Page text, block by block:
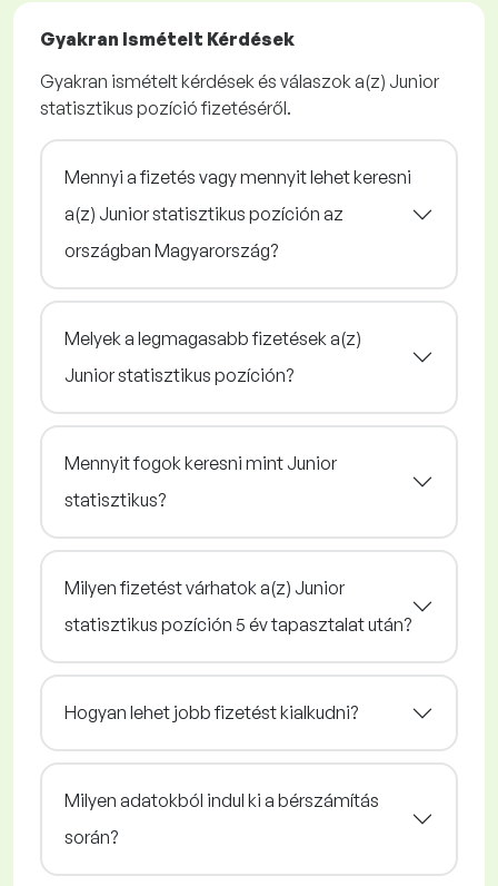
Gyakran Ismételt Kérdések
Gyakran ismételt kérdések és válaszok a(z) Junior
statisztikus pozíció fizetéséről.
Mennyi a fizetés vagy mennyit lehet keresni
a(z) Junior statisztikus pozíción az
országban Magyarország?
Melyek a legmagasabb fizetések a(z)
Junior statisztikus pozíción?
Mennyit fogok keresni mint Junior
statisztikus?
Milyen fizetést várhatok a(z) Junior
statisztikus pozíción 5 év tapasztalat után?
Hogyan lehet jobb fizetést kialkudni?
Milyen adatokból indul ki a bérszámítás
során?